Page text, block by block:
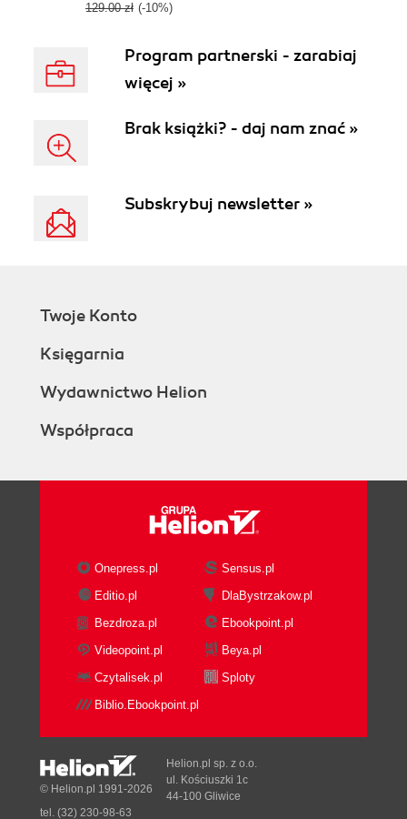
129.00 zł (-10%)
Program partnerski - zarabiaj
więcej »
Brak książki? - daj nam znać »
Subskrybuj newsletter »
Twoje Konto
Księgarnia
Wydawnictwo Helion
Współpraca
Onepress.pl
Sensus.pl
Editio.pl
DlaBystrzakow.pl
Bezdroza.pl
Ebookpoint.pl
Videopoint.pl
Beya.pl
Czytalisek.pl
Sploty
Biblio.Ebookpoint.pl
© Helion.pl 1991-2026
Helion.pl sp. z o.o.
ul. Kościuszki 1c
44-100 Gliwice
tel. (32) 230-98-63